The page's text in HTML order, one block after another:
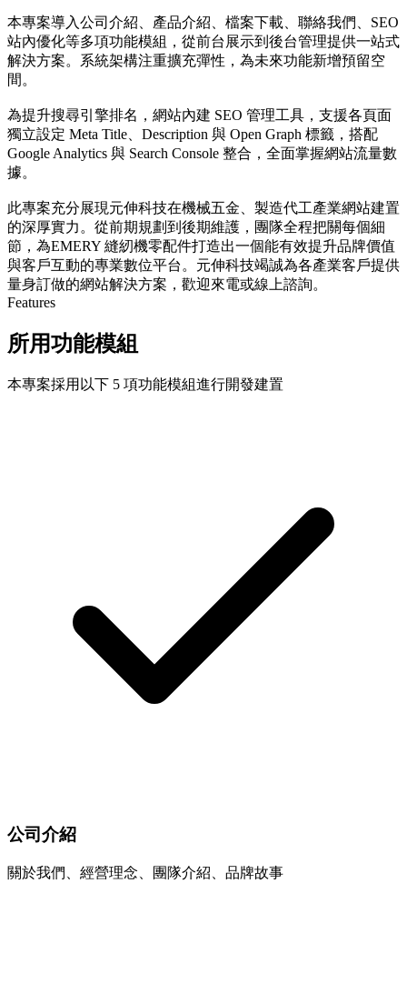
本專案導入公司介紹、產品介紹、檔案下載、聯絡我們、SEO
站內優化等多項功能模組，從前台展示到後台管理提供一站式
解決方案。系統架構注重擴充彈性，為未來功能新增預留空
間。
為提升搜尋引擎排名，網站內建 SEO 管理工具，支援各頁面
獨立設定 Meta Title、Description 與 Open Graph 標籤，搭配
Google Analytics 與 Search Console 整合，全面掌握網站流量數
據。
此專案充分展現元伸科技在機械五金、製造代工產業網站建置
的深厚實力。從前期規劃到後期維護，團隊全程把關每個細
節，為EMERY 縫紉機零配件打造出一個能有效提升品牌價值
與客戶互動的專業數位平台。元伸科技竭誠為各產業客戶提供
量身訂做的網站解決方案，歡迎來電或線上諮詢。
Features
所用功能模組
本專案採用以下 5 項功能模組進行開發建置
公司介紹
關於我們、經營理念、團隊介紹、品牌故事